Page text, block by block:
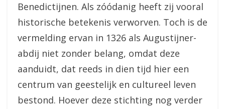
Benedictijnen. Als zóódanig heeft zij vooral
historische betekenis verworven. Toch is de
vermelding ervan in 1326 als Augustijner-
abdij niet zonder belang, omdat deze
aanduidt, dat reeds in dien tijd hier een
centrum van geestelijk en cultureel leven
bestond. Hoever deze stichting nog verder